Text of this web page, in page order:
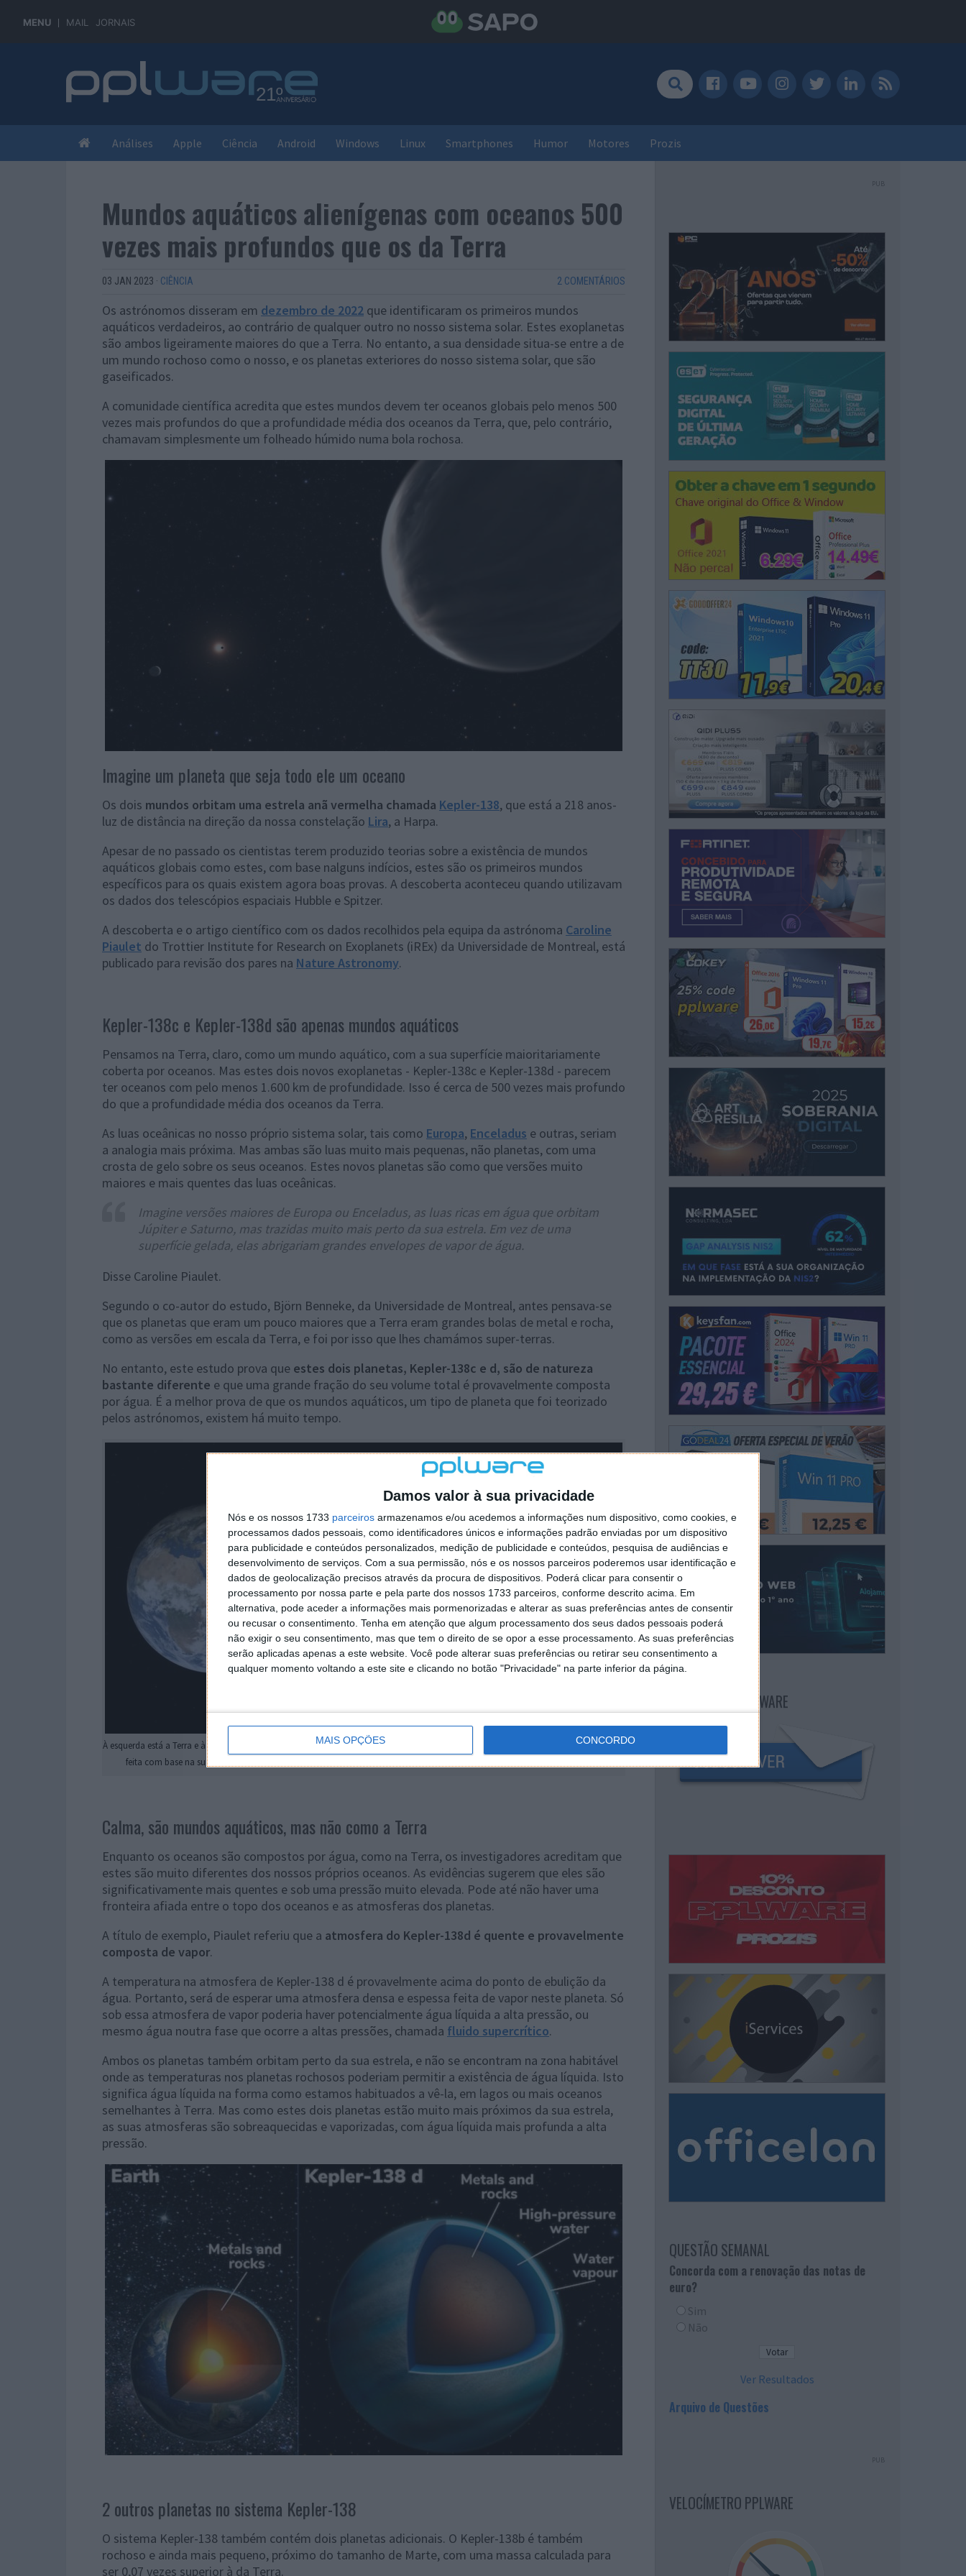
Damos valor à sua privacidade
Nós e os nossos 1733 parceiros armazenamos e/ou acedemos a informações num dispositivo, como cookies, e
processamos dados pessoais, como identificadores únicos e informações padrão enviadas por um dispositivo
para publicidade e conteúdos personalizados, medição de publicidade e conteúdos, pesquisa de audiências e
desenvolvimento de serviços. Com a sua permissão, nós e os nossos parceiros poderemos usar identificação e
dados de geolocalização precisos através da procura de dispositivos. Poderá clicar para consentir o
processamento por nossa parte e pela parte dos nossos 1733 parceiros, conforme descrito acima. Em
alternativa, pode aceder a informações mais pormenorizadas e alterar as suas preferências antes de consentir
ou recusar o consentimento. Tenha em atenção que algum processamento dos seus dados pessoais poderá
não exigir o seu consentimento, mas que tem o direito de se opor a esse processamento. As suas preferências
serão aplicadas apenas a este website. Você pode alterar suas preferências ou retirar seu consentimento a
qualquer momento voltando a este site e clicando no botão "Privacidade" na parte inferior da página.
MAIS OPÇÕES CONCORDO
MENU MAIL JORNAIS
Análises Apple Ciência Android Windows Linux Smartphones Humor Motores Prozis
Mundos aquáticos alienígenas com oceanos 500
vezes mais profundos que os da Terra
03 JAN 2023 · CIÊNCIA 2 COMENTÁRIOS
Os astrónomos disseram em dezembro de 2022 que identificaram os primeiros mundos
aquáticos verdadeiros, ao contrário de qualquer outro no nosso sistema solar. Estes exoplanetas
são ambos ligeiramente maiores do que a Terra. No entanto, a sua densidade situa-se entre a de
um mundo rochoso como o nosso, e os planetas exteriores do nosso sistema solar, que são
gaseificados.
A comunidade científica acredita que estes mundos devem ter oceanos globais pelo menos 500
vezes mais profundos do que a profundidade média dos oceanos da Terra, que, pelo contrário,
chamavam simplesmente um folheado húmido numa bola rochosa.
Imagine um planeta que seja todo ele um oceano
Os dois mundos orbitam uma estrela anã vermelha chamada Kepler-138, que está a 218 anos-
luz de distância na direção da nossa constelação Lira, a Harpa.
Apesar de no passado os cientistas terem produzido teorias sobre a existência de mundos
aquáticos globais como estes, com base nalguns indícios, estes são os primeiros mundos
específicos para os quais existem agora boas provas. A descoberta aconteceu quando utilizavam
os dados dos telescópios espaciais Hubble e Spitzer.
A descoberta e o artigo científico com os dados recolhidos pela equipa da astrónoma Caroline
Piaulet do Trottier Institute for Research on Exoplanets (iREx) da Universidade de Montreal, está
publicado para revisão dos pares na Nature Astronomy.
Kepler-138c e Kepler-138d são apenas mundos aquáticos
Pensamos na Terra, claro, como um mundo aquático, com a sua superfície maioritariamente
coberta por oceanos. Mas estes dois novos exoplanetas - Kepler-138c e Kepler-138d - parecem
ter oceanos com pelo menos 1.600 km de profundidade. Isso é cerca de 500 vezes mais profundo
do que a profundidade média dos oceanos da Terra.
As luas oceânicas no nosso próprio sistema solar, tais como Europa, Enceladus e outras, seriam
a analogia mais próxima. Mas ambas são luas muito mais pequenas, não planetas, com uma
crosta de gelo sobre os seus oceanos. Estes novos planetas são como que versões muito
maiores e mais quentes das luas oceânicas.
Imagine versões maiores de Europa ou Enceladus, as luas ricas em água que orbitam
Júpiter e Saturno, mas trazidas muito mais perto da sua estrela. Em vez de uma
superfície gelada, elas abrigariam grandes envelopes de vapor de água.
Disse Caroline Piaulet.
Segundo o co-autor do estudo, Björn Benneke, da Universidade de Montreal, antes pensava-se
que os planetas que eram um pouco maiores que a Terra eram grandes bolas de metal e rocha,
como as versões em escala da Terra, e foi por isso que lhes chamámos super-terras.
No entanto, este estudo prova que estes dois planetas, Kepler-138c e d, são de natureza
bastante diferente e que uma grande fração do seu volume total é provavelmente composta
por água. É a melhor prova de que os mundos aquáticos, um tipo de planeta que foi teorizado
pelos astrónomos, existem há muito tempo.
À esquerda está a Terra e à direita está a visualização hipotética da NASA de Kepler-138d. No entanto, observe que esta visualização foi
feita com base na suposição de que Kepler-138d é um mundo rochoso. A proporção de tamanho provavelmente é precisa.
Calma, são mundos aquáticos, mas não como a Terra
Enquanto os oceanos são compostos por água, como na Terra, os investigadores acreditam que
estes são muito diferentes dos nossos próprios oceanos. As evidências sugerem que eles são
significativamente mais quentes e sob uma pressão muito elevada. Pode até não haver uma
fronteira afiada entre o topo dos oceanos e as atmosferas dos planetas.
A título de exemplo, Piaulet referiu que a atmosfera do Kepler-138d é quente e provavelmente
composta de vapor.
A temperatura na atmosfera de Kepler-138 d é provavelmente acima do ponto de ebulição da
água. Portanto, será de esperar uma atmosfera densa e espessa feita de vapor neste planeta. Só
sob essa atmosfera de vapor poderia haver potencialmente água líquida a alta pressão, ou
mesmo água noutra fase que ocorre a altas pressões, chamada fluido supercrítico.
Ambos os planetas também orbitam perto da sua estrela, e não se encontram na zona habitável
onde as temperaturas nos planetas rochosos poderiam permitir a existência de água líquida. Isto
significa água líquida na forma como estamos habituados a vê-la, em lagos ou mais oceanos
semelhantes à Terra. Mas como estes dois planetas estão muito mais próximos da sua estrela,
as suas atmosferas são sobreaquecidas e vaporizadas, com água líquida mais profunda a alta
pressão.
2 outros planetas no sistema Kepler-138
O sistema Kepler-138 também contém dois planetas adicionais. O Kepler-138b é também
rochoso e ainda mais pequeno, próximo do tamanho de Marte, com uma massa calculada para
ser 0,07 vezes superior à da Terra.
PUB
NEWSLETTER PPLWARE
QUESTÃO SEMANAL
Concorda com a renovação das notas de
euro?
Sim
Não
Ver Resultados
Arquivo de Questões
PUB
VELOCÍMETRO PPLWARE